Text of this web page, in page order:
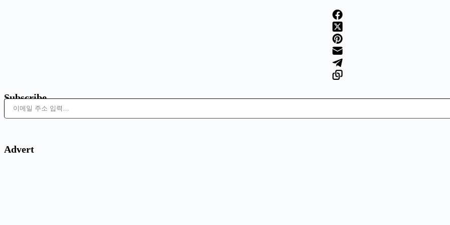
Subscribe
이메일 주소 입력…
Advert